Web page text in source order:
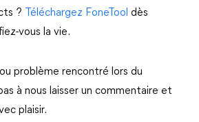
?
Téléchargez FoneTool dès
vous la vie.
problème rencontré lors du
à nous laisser un commentaire et
plaisir.